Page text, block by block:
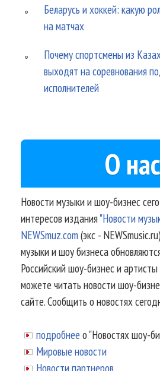
Беларусь и хоккей: какую
на матчах
Почему спортсмены из
выходят на соревнования
исполнителей
О нас
Новости музыки и шоу-бизнес
интересов издания"Новости
NEWSmuz.com(экс -
музыки и шоу бизнеса
Российский шоу-бизнес и
можете читать новости шоу-
сайте. Сообщить о новостях
подробнее о "Новостях шоу-
Мировые новости
Новости партнеров